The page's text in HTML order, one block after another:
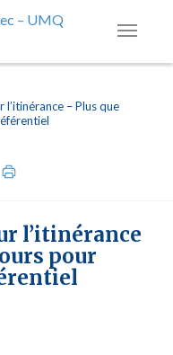
– Plus que
l’itinérance
pour